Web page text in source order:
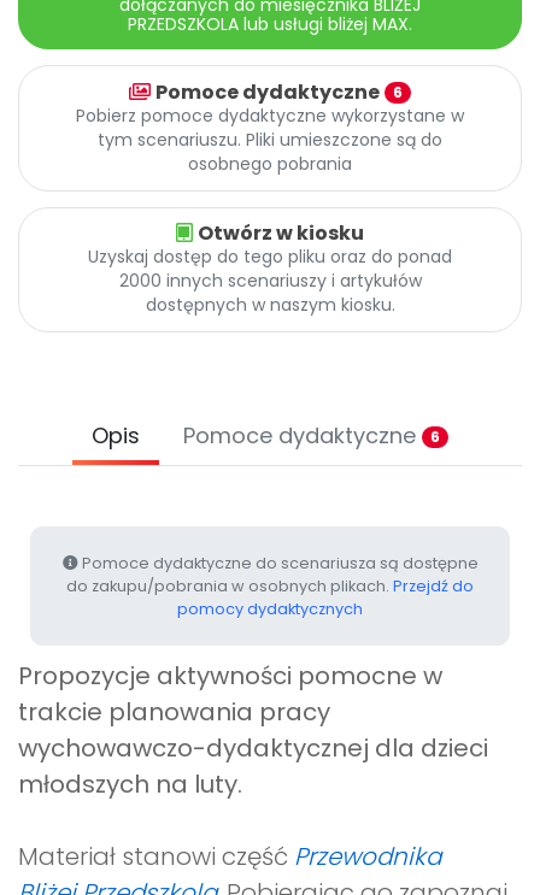
Pomoc
Promocje
dołączanych do miesięcznika BLIŻEJ
PRZEDSZKOLA lub usługi bliżej MAX.
Pomoce dydaktyczne 6
Pobierz pomoce dydaktyczne wykorzystane w
tym scenariuszu. Pliki umieszczone są do
osobnego pobrania
Otwórz w kiosku
Uzyskaj dostęp do tego pliku oraz do ponad
2000 innych scenariuszy i artykułów
dostępnych w naszym kiosku.
Opis Pomoce dydaktyczne 6
Pomoce dydaktyczne do scenariusza są dostępne
do zakupu/pobrania w osobnych plikach. Przejdź do
pomocy dydaktycznych
Propozycje aktywności pomocne w
trakcie planowania pracy
wychowawczo-dydaktycznej dla dzieci
młodszych na luty.
Materiał stanowi część Przewodnika